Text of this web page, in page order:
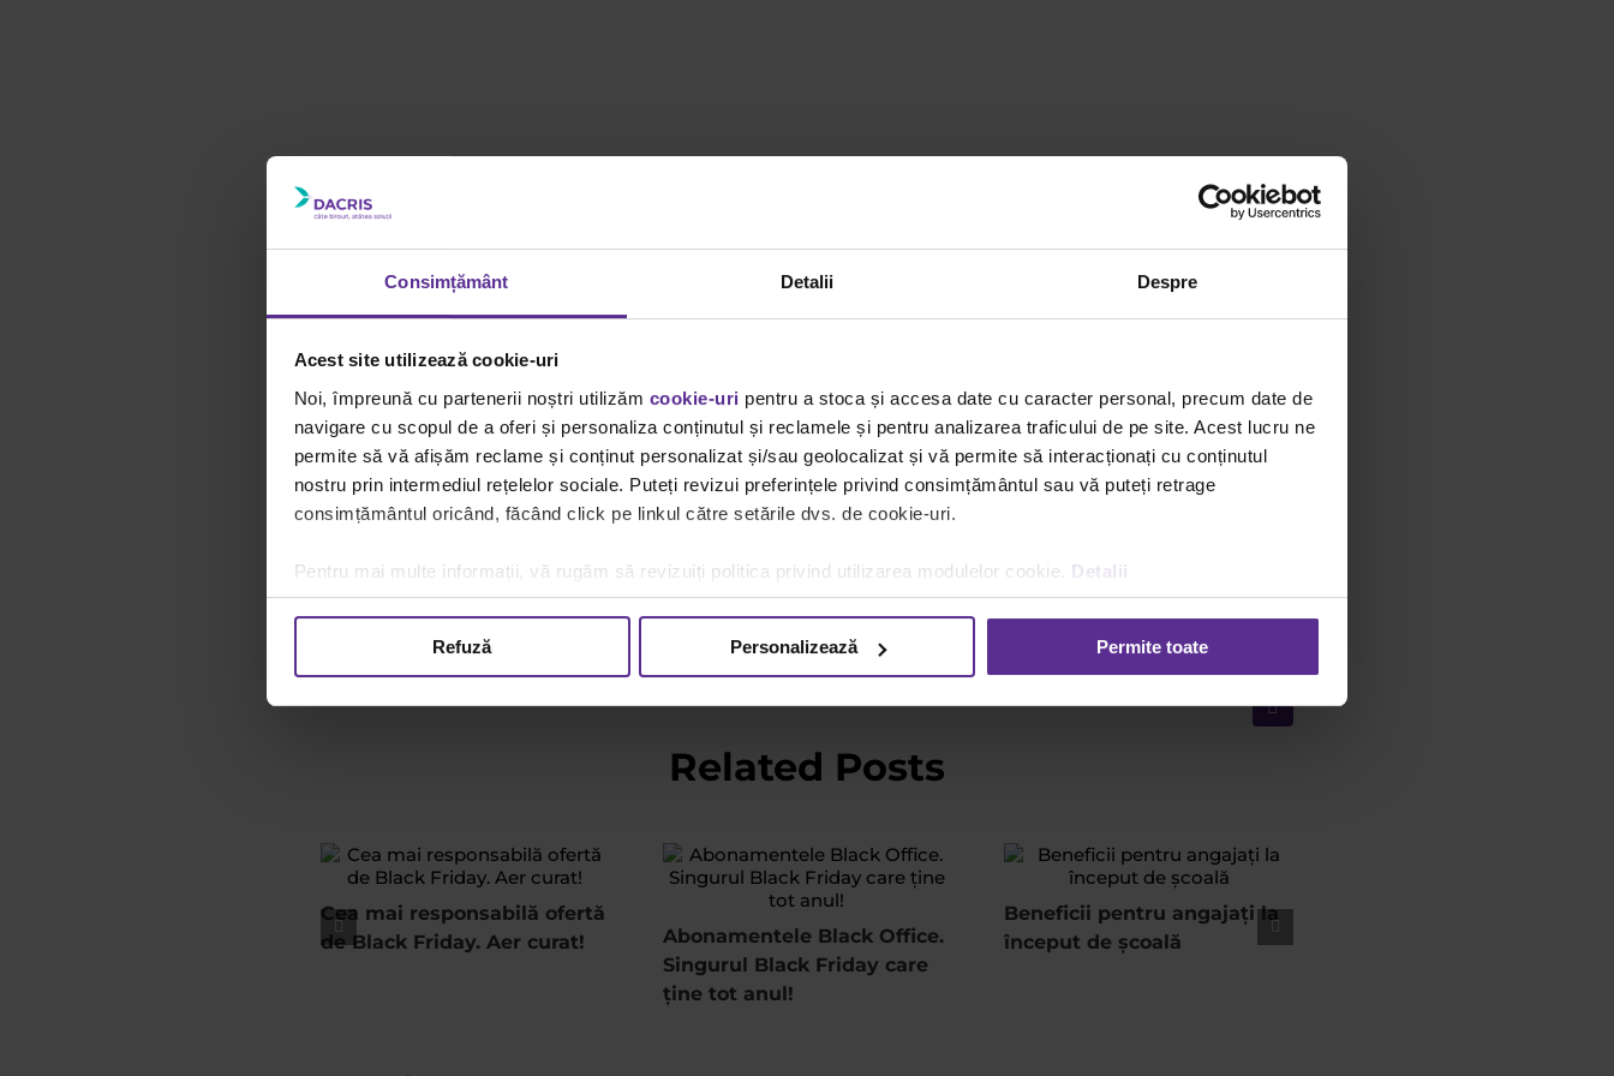
Consimțământ Detalii Despre
Acest site utilizează cookie-uri
Noi, împreună cu partenerii noștri utilizăm cookie-uri pentru a stoca și accesa date cu caracter personal, precum date de
navigare cu scopul de a oferi și personaliza conținutul și reclamele și pentru analizarea traficului de pe site. Acest lucru ne
permite să vă afișăm reclame și conținut personalizat și/sau geolocalizat și vă permite să interacționați cu conținutul
nostru prin intermediul rețelelor sociale. Puteți revizui preferințele privind consimțământul sau vă puteți retrage
consimțământul oricând, făcând click pe linkul către setările dvs. de cookie-uri.
Pentru mai multe informații, vă rugăm să revizuiți politica privind utilizarea modulelor cookie. Detalii
Refuză Personalizează Permite toate
Pentru cavrem sa contribuim la dezvoltarea invatamantului, iti oferim
10% discount.
Alege produsele necesare scolii sau gradinitei tale, adauga-le in cosul de cumparaturi si
la finalizarea comenzii foloseste codul
aflate deja in promotii („reducere”, „promo”)
Oferta valabila pena la data de 31 decembrie 2010
Rucxandra Popa
Email
Related Posts
Cea mai responsabilă ofertă
de Black Friday. Aer curat!
Abonamentele Black Office.
Singurul Black Friday care
ține tot anul!
Beneficii pentru angajați la
început de școală